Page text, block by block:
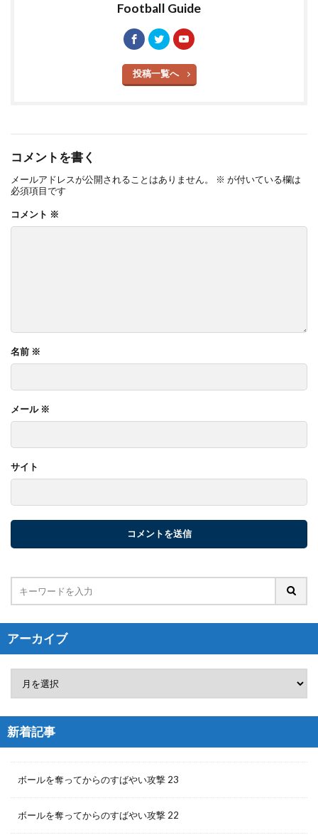
Football Guide
投稿一覧へ
コメントを書く
メールアドレスが公開されることはありません。 ※ が付いている欄は
必須項目です
コメント ※
名前 ※
メール ※
サイト
アーカイブ
新着記事
ボールを奪ってからのすばやい攻撃 23
ボールを奪ってからのすばやい攻撃 22